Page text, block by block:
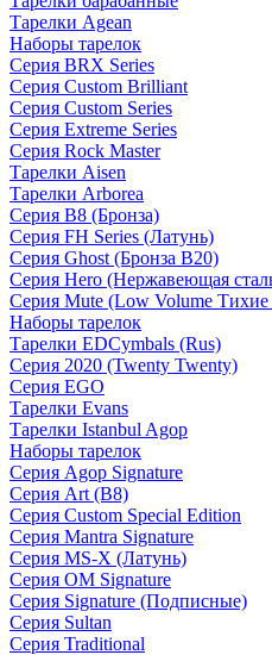
Тарелки Agean
Наборы тарелок
Серия BRX Series
Серия Custom Brilliant
Серия Custom Series
Серия Extreme Series
Серия Rock Master
Тарелки Aisen
Тарелки Arborea
Серия B8 (Бронза)
Серия FH Series (Латунь)
Серия Ghost (Бронза B20)
Серия Hero (Нержавеющая
Серия Mute (Low Volume Тихие
Наборы тарелок
Тарелки EDCymbals (Rus)
Серия 2020 (Twenty Twenty)
Серия EGO
Тарелки Evans
Тарелки Istanbul Agop
Наборы тарелок
Серия Agop Signature
Серия Art (B8)
Серия Custom Special Edition
Серия Mantra Signature
Серия MS-X (Латунь)
Серия OM Signature
Серия Signature (Подписные)
Серия Sultan
Серия Traditional